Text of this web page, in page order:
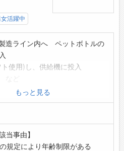
女活躍中
造ライン内へ ペットボトルの
使用)し、供給機に投入
の変更範囲:変更無し
細と詳しい労働条件につきまし
ます。ご不明な点は当日お伺
もっと見る
当事由】
規定により年齢制限がある